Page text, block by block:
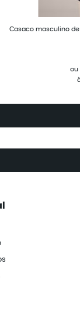
Casaco masculino
ou